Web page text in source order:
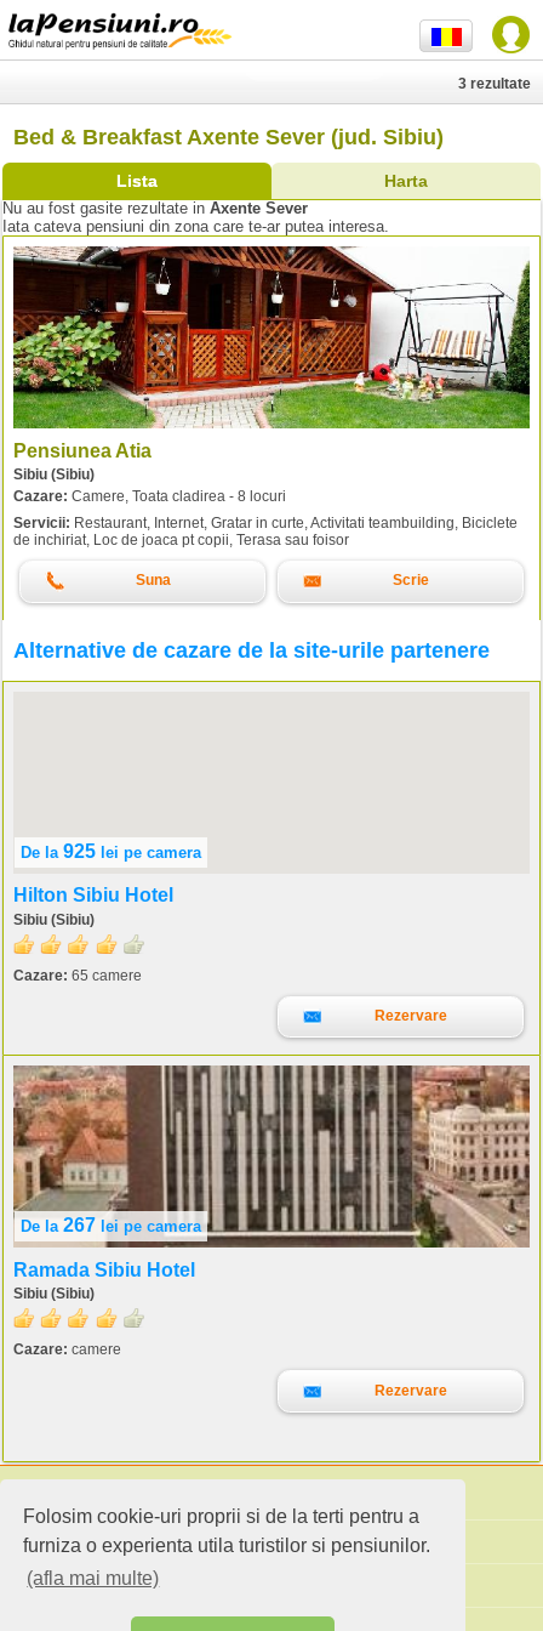
Folosim cookie-uri proprii si de la terti pentru a
furniza o experienta utila turistilor si pensiunilor.
(afla mai multe)
Bed & Breakfast Axente Sever (jud. Sibiu)
Lista Harta
3 rezultate
Nu au fost gasite rezultate in Axente Sever
Iata cateva pensiuni din zona care te-ar putea interesa.
Pensiunea Atia
Sibiu (Sibiu)
Cazare: Camere, Toata cladirea - 8 locuri
Servicii: Restaurant, Internet, Gratar in curte, Activitati teambuilding, Biciclete
de inchiriat, Loc de joaca pt copii, Terasa sau foisor
Suna Scrie
Alternative de cazare de la site-urile partenere
De la 925 lei pe camera
Hilton Sibiu Hotel
Sibiu (Sibiu)
Cazare: 65 camere
Rezervare
De la 267 lei pe camera
Ramada Sibiu Hotel
Sibiu (Sibiu)
Cazare: camere
Rezervare
Cauta pensiuni